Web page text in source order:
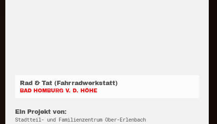
Rad & Tat (Fahrradwerkstatt)
BAD HOMBURG V. D. HÖHE
Ein Projekt von:
Stadtteil- und Familienzentrum Ober-Erlenbach